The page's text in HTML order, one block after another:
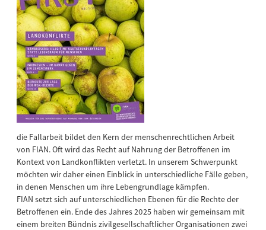
die Fallarbeit bildet den Kern der menschenrechtlichen Arbeit
von FIAN. Oft wird das Recht auf Nahrung der Betroffenen im
Kontext von Landkonflikten verletzt. In unserem Schwerpunkt
möchten wir daher einen Einblick in unterschiedliche Fälle geben,
in denen Menschen um ihre Lebengrundlage kämpfen.
FIAN setzt sich auf unterschiedlichen Ebenen für die Rechte der
Betroffenen ein. Ende des Jahres 2025 haben wir gemeinsam mit
einem breiten Bündnis zivilgesellschaftlicher Organisationen zwei